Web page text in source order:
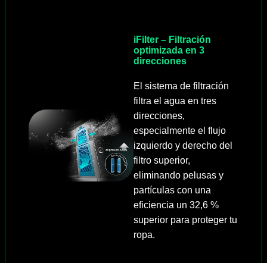
iFilter – Filtración
optimizada en 3
direcciones
El sistema de filtración
filtra el agua en tres
direcciones,
especialmente el flujo
izquierdo y derecho del
filtro superior,
eliminando pelusas y
partículas con una
eficiencia un 32,6 %
superior para proteger tu
ropa.